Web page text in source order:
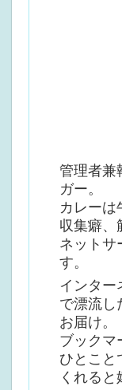
管理者兼
ガー。
カレーは
収集癖、
ネットサ
す。
インター
で漂流し
お届け。
ブックマ
ひとこと
くれると